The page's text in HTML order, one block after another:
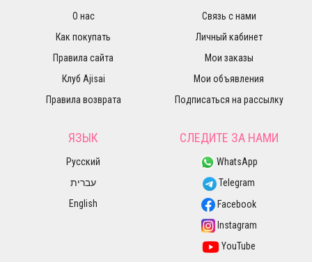
О нас
Как покупать
Правила сайта
Клуб Ajisai
Правила возврата
Связь с нами
Личный кабинет
Мои заказы
Мои объявления
Подписаться на рассылку
ЯЗЫК
Русский
עברית
English
СЛЕДИТЕ ЗА НАМИ
WhatsApp
Telegram
Facebook
Instagram
YouTube